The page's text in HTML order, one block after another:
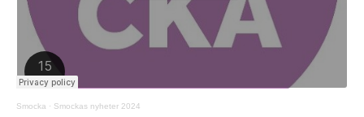
Smocka · Smockas nyheter 2024